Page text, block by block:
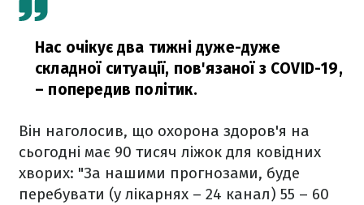
Нас очікує два тижні дуже-дуже
складної ситуації, пов'язаної з COVID-19,
– попередив політик.
Він наголосив, що охорона здоров'я на
сьогодні має 90 тисяч ліжок для ковідних
хворих: "За нашими прогнозами, буде
перебувати (у лікарнях – 24 канал) 55 – 60